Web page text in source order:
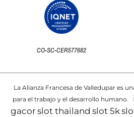
CO-SC-CER577682
La Alianza Francesa de Valledupar es
para el trabajo y el desarrollo humano.
gacorslot thailand slot 5k